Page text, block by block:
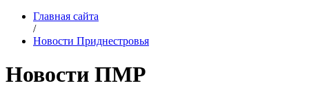
Главная сайта
/
Новости Приднестровья
Новости ПМР